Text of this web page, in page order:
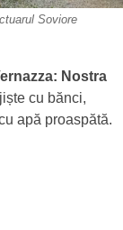
Soviore
Nostra
cu bănci,
apă proaspătă.